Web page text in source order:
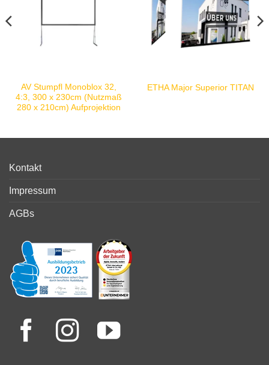
AV Stumpfl Monoblox 32,
4:3, 300 x 230cm (Nutzmaß
280 x 210cm) Aufprojektion
ETHA Major Superior TITAN
Kontakt
Impressum
AGBs